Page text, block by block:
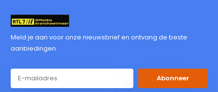
Meld je aan voor onze nieuwsbrief en ontvang de beste
aanbiedingen.
Abonneer